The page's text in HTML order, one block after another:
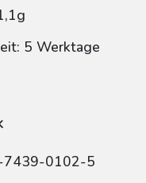
5 Werktage
7439-0102-5